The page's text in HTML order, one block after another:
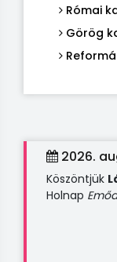
Római
Görög
2026.
Köszöntjük
Holnap Emőd